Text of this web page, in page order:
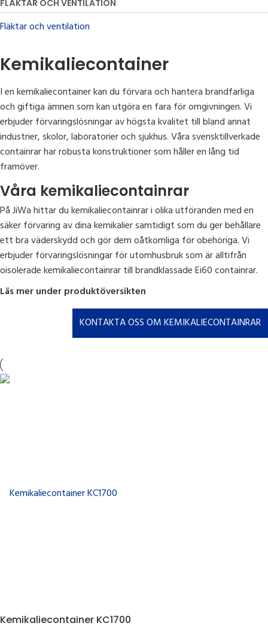
FLÄKTAR OCH VENTILATION
Fläktar och ventilation
Kemikaliecontainer
I en kemikaliecontainer kan du förvara och hantera brandfarliga
och giftiga ämnen som kan utgöra en fara för omgivningen. Vi
erbjuder förvaringslösningar av högsta kvalitet till bland annat
industrier, skolor, laboratorier och sjukhus. Våra svensktillverkade
containrar har robusta konstruktioner som håller en lång tid
framöver.
Våra kemikaliecontainrar
På JiWa hittar du kemikaliecontainrar i olika utföranden med en
säker förvaring av dina kemikalier samtidigt som du ger behållare
ett bra väderskydd och gör dem oåtkomliga för obehöriga. Vi
erbjuder förvaringslösningar för utomhusbruk som är alltifrån
oisolerade kemikaliecontainrar till brandklassade Ei60 containrar.
Läs mer under produktöversikten
KONTAKTA OSS OM KEMIKALIECONTAINRAR
Kemikaliecontainer KC1700